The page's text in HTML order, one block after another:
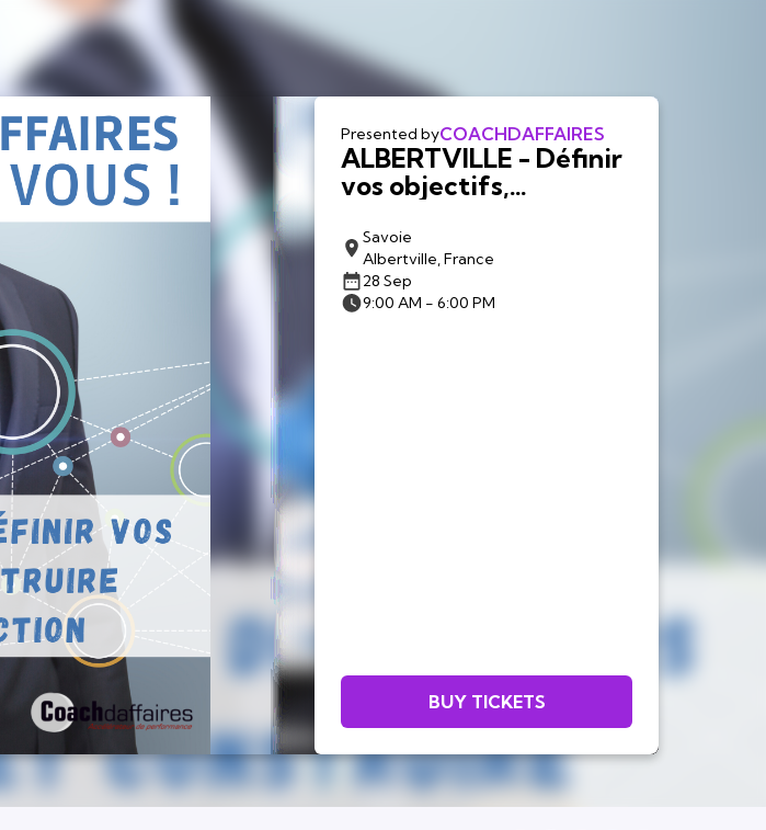
Presented byCOACHDAFFAIRES
ALBERTVILLE - Définir
vos objectifs,
d'action...
Savoie
Albertville, France
28 Sep
9:00 AM - 6:00 PM
BUY TICKETS